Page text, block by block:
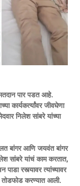
मतदान पार पडत आहे.
कार्यकर्त्यांवर जीवघेणा
निलेश सांबरे यांच्या
बांगर आणि जयवंत बांगर
सांबरे यांचं काम करतात,
पाडा रस्त्यावर त्यांच्यावर
तोडफोड करण्यात आली.